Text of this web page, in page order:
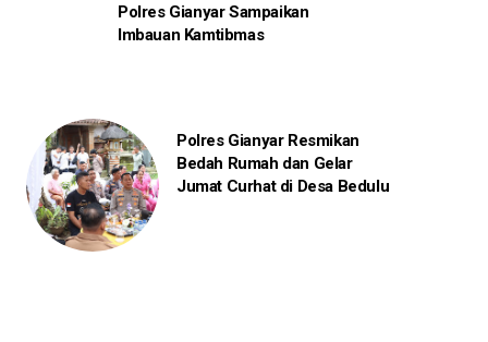
Polres Gianyar Sampaikan
Imbauan Kamtibmas
Polres Gianyar Resmikan
Bedah Rumah dan Gelar
Jumat Curhat di Desa Bedulu